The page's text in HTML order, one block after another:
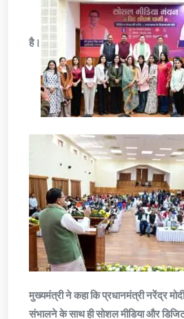
है।
मुख्यमंत्री ने कहा कि प्रधानमंत्री नरेंद्र
संभालने के साथ ही सोशल मीडिया और